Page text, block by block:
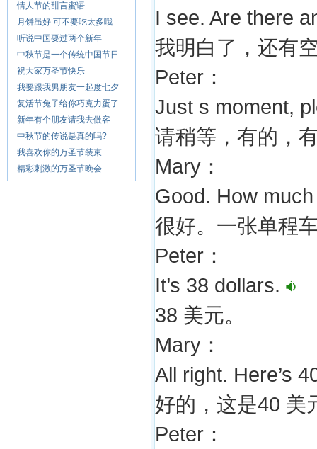
情人节的甜言蜜语
月饼虽好 可不要吃太多哦
听说中国要过两个新年
中秋节是一个传统中国节日
祝大家万圣节快乐
我要跟我男朋友一起度七夕
复活节兔子给你巧克力蛋了
新年有个朋友请我去做客
中秋节的传说是真的吗?
我喜欢你的万圣节装束
精彩刺激的万圣节晚会
I see. Are there
我明白了，还有
Peter：
Just s moment,
请稍等，有的，
Mary：
Good. How
很好。一张单程
Peter：
It’s 38 dollars.
38 美元。
Mary：
All right. Here’s
好的，这是40 美
Peter：